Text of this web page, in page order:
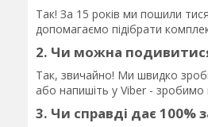
Так! За 15 років ми пошили
допомагаємо підібрати
2. Чи можна
Так, звичайно! Ми швидко
або напишіть у Viber -
3. Чи справді дає 100%